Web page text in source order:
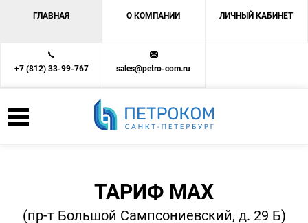
ГЛАВНАЯ О КОМПАНИИ ЛИЧНЫЙ КАБИНЕТ
+7 (812) 33-99-767 sales@petro-com.ru
ТАРИФ MAX
(пр-т Большой Сампсониевский, д. 29 Б)